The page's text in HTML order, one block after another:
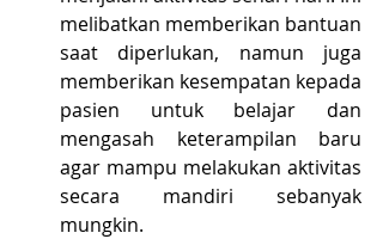
melibatkan memberikan bantuan
saat diperlukan, namun juga
memberikan kesempatan kepada
pasien untuk belajar dan
mengasah keterampilan baru
agar mampu melakukan aktivitas
secara mandiri sebanyak
mungkin.